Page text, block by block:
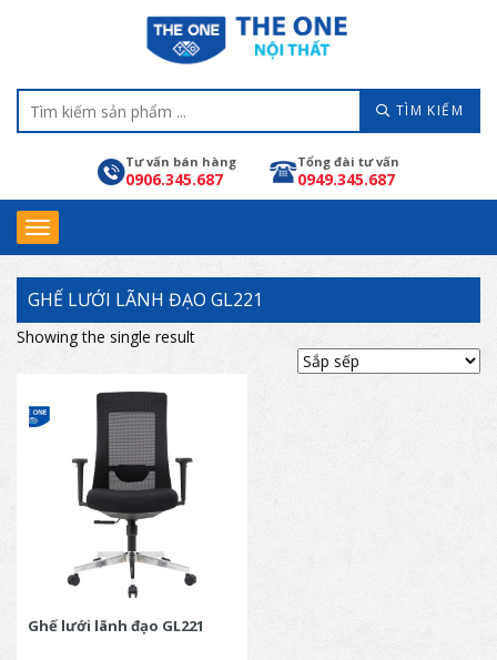
TÌM KIẾM
Tư vấn bán hàng
0906.345.687
Tổng đài tư vấn
0949.345.687
GHẾ LƯỚI LÃNH ĐẠO GL221
Showing the single result
Ghế lưới lãnh đạo GL221